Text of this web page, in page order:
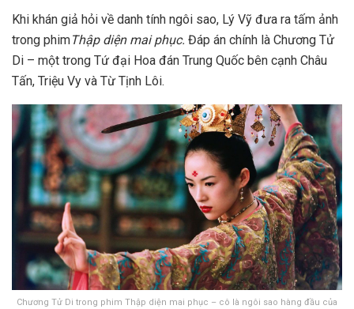
Khi khán giả hỏi về danh tính ngôi sao, Lý Vỹ đưa ra tấm ảnh
trong phimThập diện mai phục. Đáp án chính là Chương Tử
Di – một trong Tứ đại Hoa đán Trung Quốc bên cạnh Châu
Tấn, Triệu Vy và Từ Tịnh Lôi.
Chương Tử Di trong phim Thập diện mai phục – cô là ngôi sao hàng đầu của